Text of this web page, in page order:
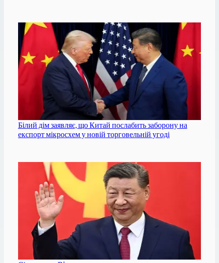
Білий дім заявляє, що Китай послабить заборону на
експорт мікросхем у новій торговельній угоді